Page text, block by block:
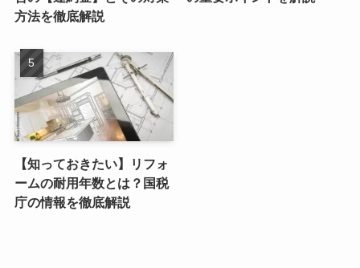
方法を徹底解説
【知っておきたい】リフォ
ームの耐用年数とは？国税
庁の情報を徹底解説